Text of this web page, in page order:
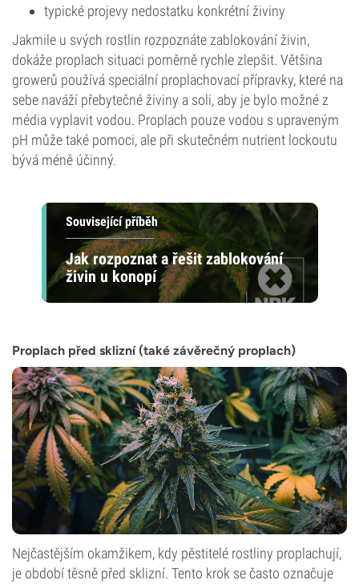
typické projevy nedostatku konkrétní živiny
Jakmile u svých rostlin rozpoznáte zablokování živin,
dokáže proplach situaci poměrně rychle zlepšit. Většina
growerů používá speciální proplachovací přípravky, které na
sebe naváží přebytečné živiny a soli, aby je bylo možné z
média vyplavit vodou. Proplach pouze vodou s upraveným
pH může také pomoci, ale při skutečném nutrient lockoutu
bývá méně účinný.
Související příběh
Jak rozpoznat a řešit zablokování
živin u konopí
Proplach před sklizní (také závěrečný proplach)
Nejčastějším okamžikem, kdy pěstitelé rostliny proplachují,
je období těsně před sklizní. Tento krok se často označuje